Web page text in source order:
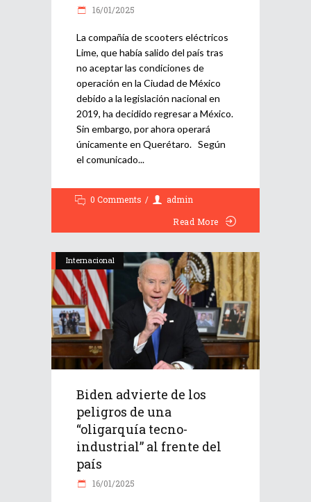
16/01/2025
La compañía de scooters eléctricos
Lime, que había salido del país tras
no aceptar las condiciones de
operación en la Ciudad de México
debido a la legislación nacional en
2019, ha decidido regresar a México.
Sin embargo, por ahora operará
únicamente en Querétaro. Según
el comunicado
0 Comments
admin
Read More
Internacional
Biden advierte de los
peligros de una
“oligarquía tecno-
industrial” al frente del
país
16/01/2025